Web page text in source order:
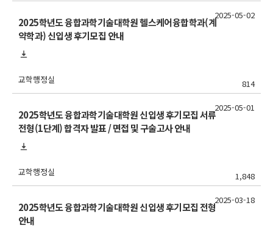
2025학년도 융합과학기술대학원 헬스케어융합학과(계
약학과) 신입생 후기모집 안내
교학행정실 814
2025-05-02
2025학년도 융합과학기술대학원 신입생 후기모집 서류
전형(1단계) 합격자 발표 / 면접 및 구술고사 안내
교학행정실 1,848
2025-05-01
2025학년도 융합과학기술대학원 신입생 후기모집 전형
안내
2025-03-18